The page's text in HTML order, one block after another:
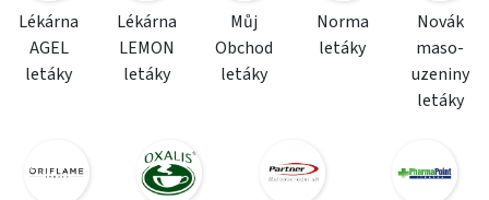
Lékárna
AGEL
letáky
Lékárna
LEMON
letáky
Můj
Obchod
letáky
Norma
letáky
Novák
maso-
uzeniny
letáky